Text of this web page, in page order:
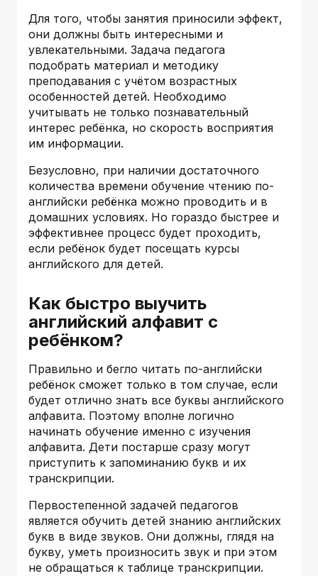
Для того, чтобы занятия приносили эффект,
они должны быть интересными и
увлекательными. Задача педагога
подобрать материал и методику
преподавания с учётом возрастных
особенностей детей. Необходимо
учитывать не только познавательный
интерес ребёнка, но скорость восприятия
им информации.
Безусловно, при наличии достаточного
количества времени обучение чтению по-
английски ребёнка можно проводить и в
домашних условиях. Но гораздо быстрее и
эффективнее процесс будет проходить,
если ребёнок будет посещать курсы
английского для детей.
Как быстро выучить
английский алфавит с
ребёнком?
Правильно и бегло читать по-английски
ребёнок сможет только в том случае, если
будет отлично знать все буквы английского
алфавита. Поэтому вполне логично
начинать обучение именно с изучения
алфавита. Дети постарше сразу могут
приступить к запоминанию букв и их
транскрипции.
Первостепенной задачей педагогов
является обучить детей знанию английских
букв в виде звуков. Они должны, глядя на
букву, уметь произносить звук и при этом
не обращаться к таблице транскрипции.